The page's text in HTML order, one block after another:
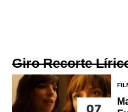
Giro Recorte
07